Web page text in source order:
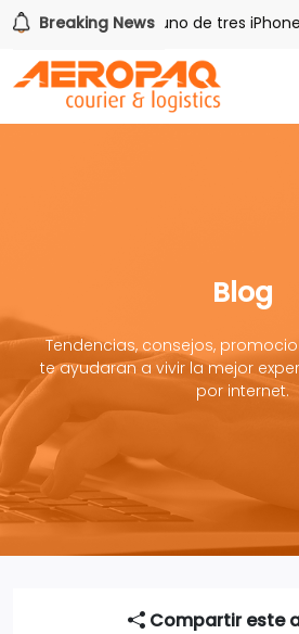
Breaking News
Gana uno de tres iPhone
Blog
Tendencias, consejos,
te ayudaran a vivir la mejor
por internet.
Compartir este